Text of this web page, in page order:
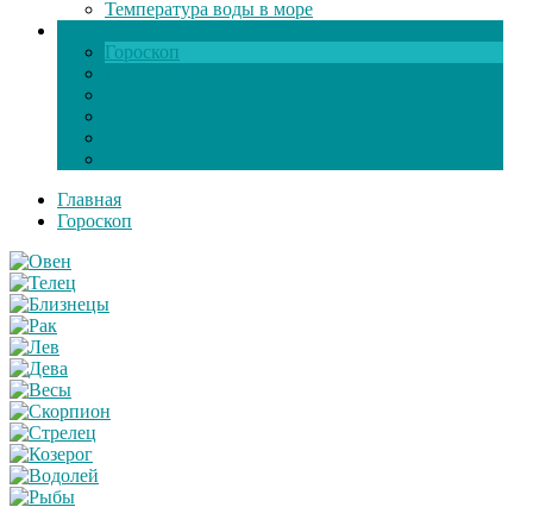
Температура воды в море
Гороскоп
Главная
Гороскоп